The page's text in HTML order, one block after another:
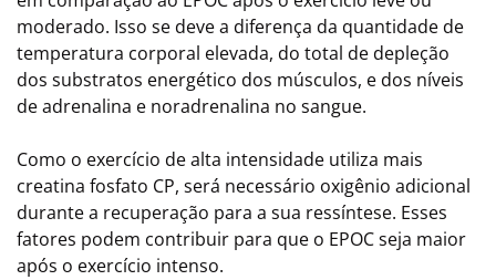
moderado. Isso se deve a diferença da quantidade de
temperatura corporal elevada, do total de depleção
dos substratos energético dos músculos, e dos níveis
de adrenalina e noradrenalina no sangue.
Como o exercício de alta intensidade utiliza mais
creatina fosfato CP, será necessário oxigênio adicional
durante a recuperação para a sua ressíntese. Esses
fatores podem contribuir para que o EPOC seja maior
após o exercício intenso.